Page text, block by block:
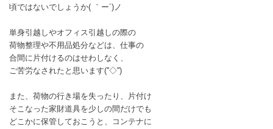
頃ではないでしょうか( ｀ー´)ノ
単身引越しやオフィス引越しの際の
荷物整理や不用品処分などは、仕事の
合間に片付けるのはせわしなく、
ご苦労なされたと思います(''◇'')ゞ
また、荷物の行き場を失ったり、片付け
そこなった家財道具を少しの間だけでも
どこかに保管しておこうと、コンテナに